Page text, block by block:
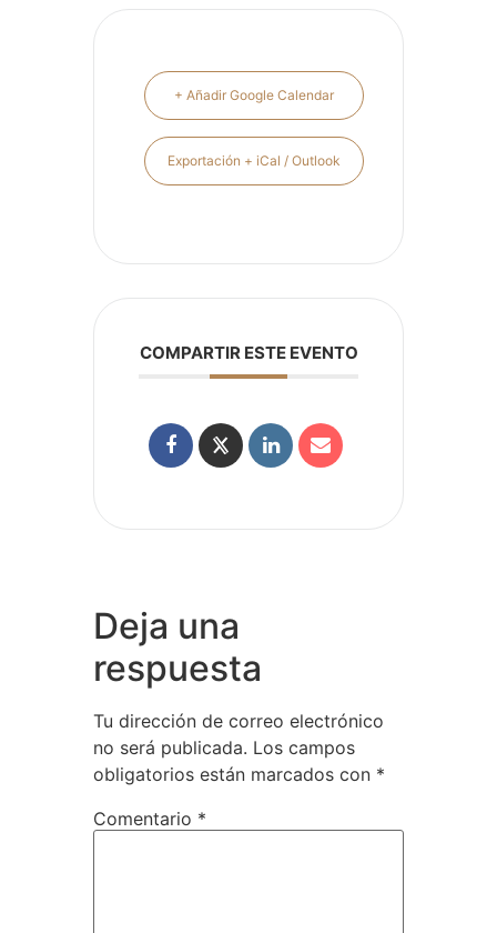
+ Añadir Google Calendar
Exportación + iCal / Outlook
COMPARTIR ESTE EVENTO
Deja una
respuesta
Tu dirección de correo electrónico
no será publicada. Los campos
obligatorios están marcados con *
Comentario *